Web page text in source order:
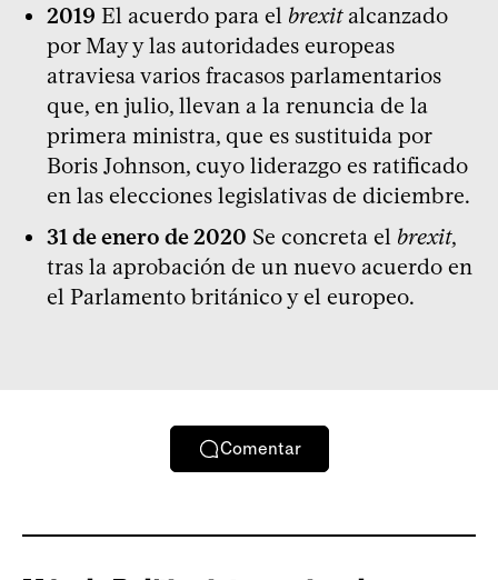
2019 El acuerdo para el brexitalcanzado
por May y las autoridades europeas
atraviesa varios fracasos parlamentarios
que, en julio, llevan a la renuncia de la
primera ministra, que es sustituida por
Boris Johnson, cuyo liderazgo es ratificado
en las elecciones legislativas de diciembre.
31 de enero de 2020 Se concreta el brexit,
tras la aprobación de un nuevo acuerdo en
el Parlamento británico y el europeo.
Comentar